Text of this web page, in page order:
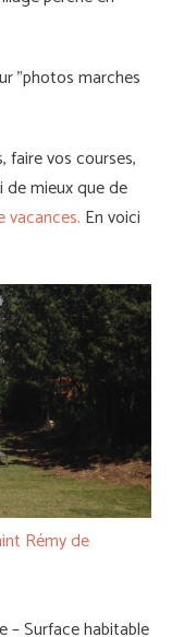
faire vos courses,
mieux que de
vacances. En voici
Rémy de
– Surface habitable